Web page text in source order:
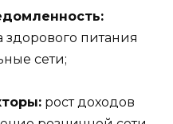
здорового питания
сети;
рост доходов